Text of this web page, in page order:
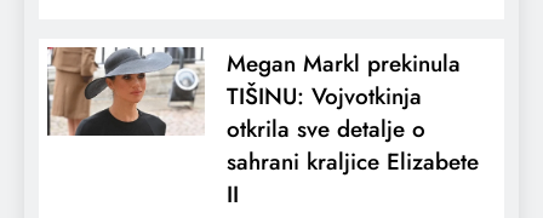
Megan Markl prekinula
TIŠINU: Vojvotkinja
otkrila sve detalje o
sahrani kraljice Elizabete
II